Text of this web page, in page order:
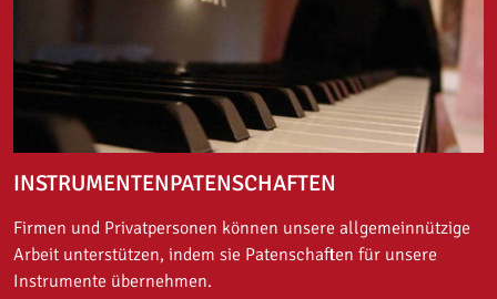
INSTRUMENTENPATENSCHAFTEN
Firmen und Privatpersonen können unsere allgemeinnützige
Arbeit unterstützen, indem sie Patenschaften für unsere
Instrumente übernehmen.